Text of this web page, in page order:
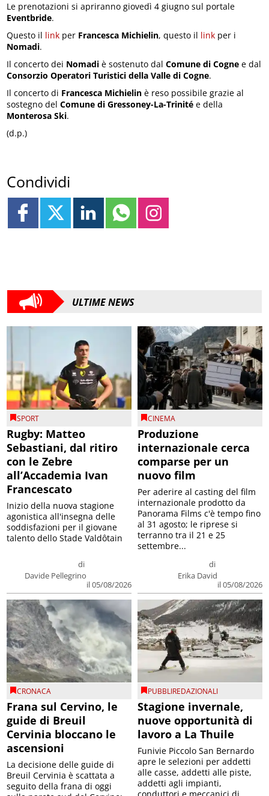
Le prenotazioni si apriranno giovedì 4 giugno sul portale
Eventbride.
Questo il link per Francesca Michielin, questo il link per i
Nomadi.
Il concerto dei Nomadi è sostenuto dalComune di Cogne e dal
Consorzio Operatori Turistici della Valle di Cogne.
Il concerto di Francesca Michielin è reso possibile grazie al
sostegno delComune di Gressoney-La-Trinité e della
Monterosa Ski.
(d.p.)
Condividi
ULTIME NEWS
SPORT
Rugby: Matteo
Sebastiani, dal ritiro
con le Zebre
all’Accademia Ivan
Francescato
di
Davide Pellegrino
il 05/08/2026
Inizio della nuova stagione
agonistica all'insegna delle
soddisfazioni per il giovane
talento dello Stade Valdôtain
CINEMA
Produzione
internazionale cerca
comparse per un
nuovo film
di
Erika David
il 05/08/2026
Per aderire al casting del film
internazionale prodotto da
Panorama Films c'è tempo fino
al 31 agosto; le riprese si
terranno tra il 21 e 25
settembre...
CRONACA
Frana sul Cervino, le
guide di Breuil
Cervinia bloccano le
ascensioni
La decisione delle guide di
Breuil Cervinia è scattata a
seguito della frana di oggi
PUBBLIREDAZIONALI
Stagione invernale,
nuove opportunità di
lavoro a La Thuile
Funivie Piccolo San Bernardo
apre le selezioni per addetti
alle casse, addetti alle piste,
addetti agli impianti,